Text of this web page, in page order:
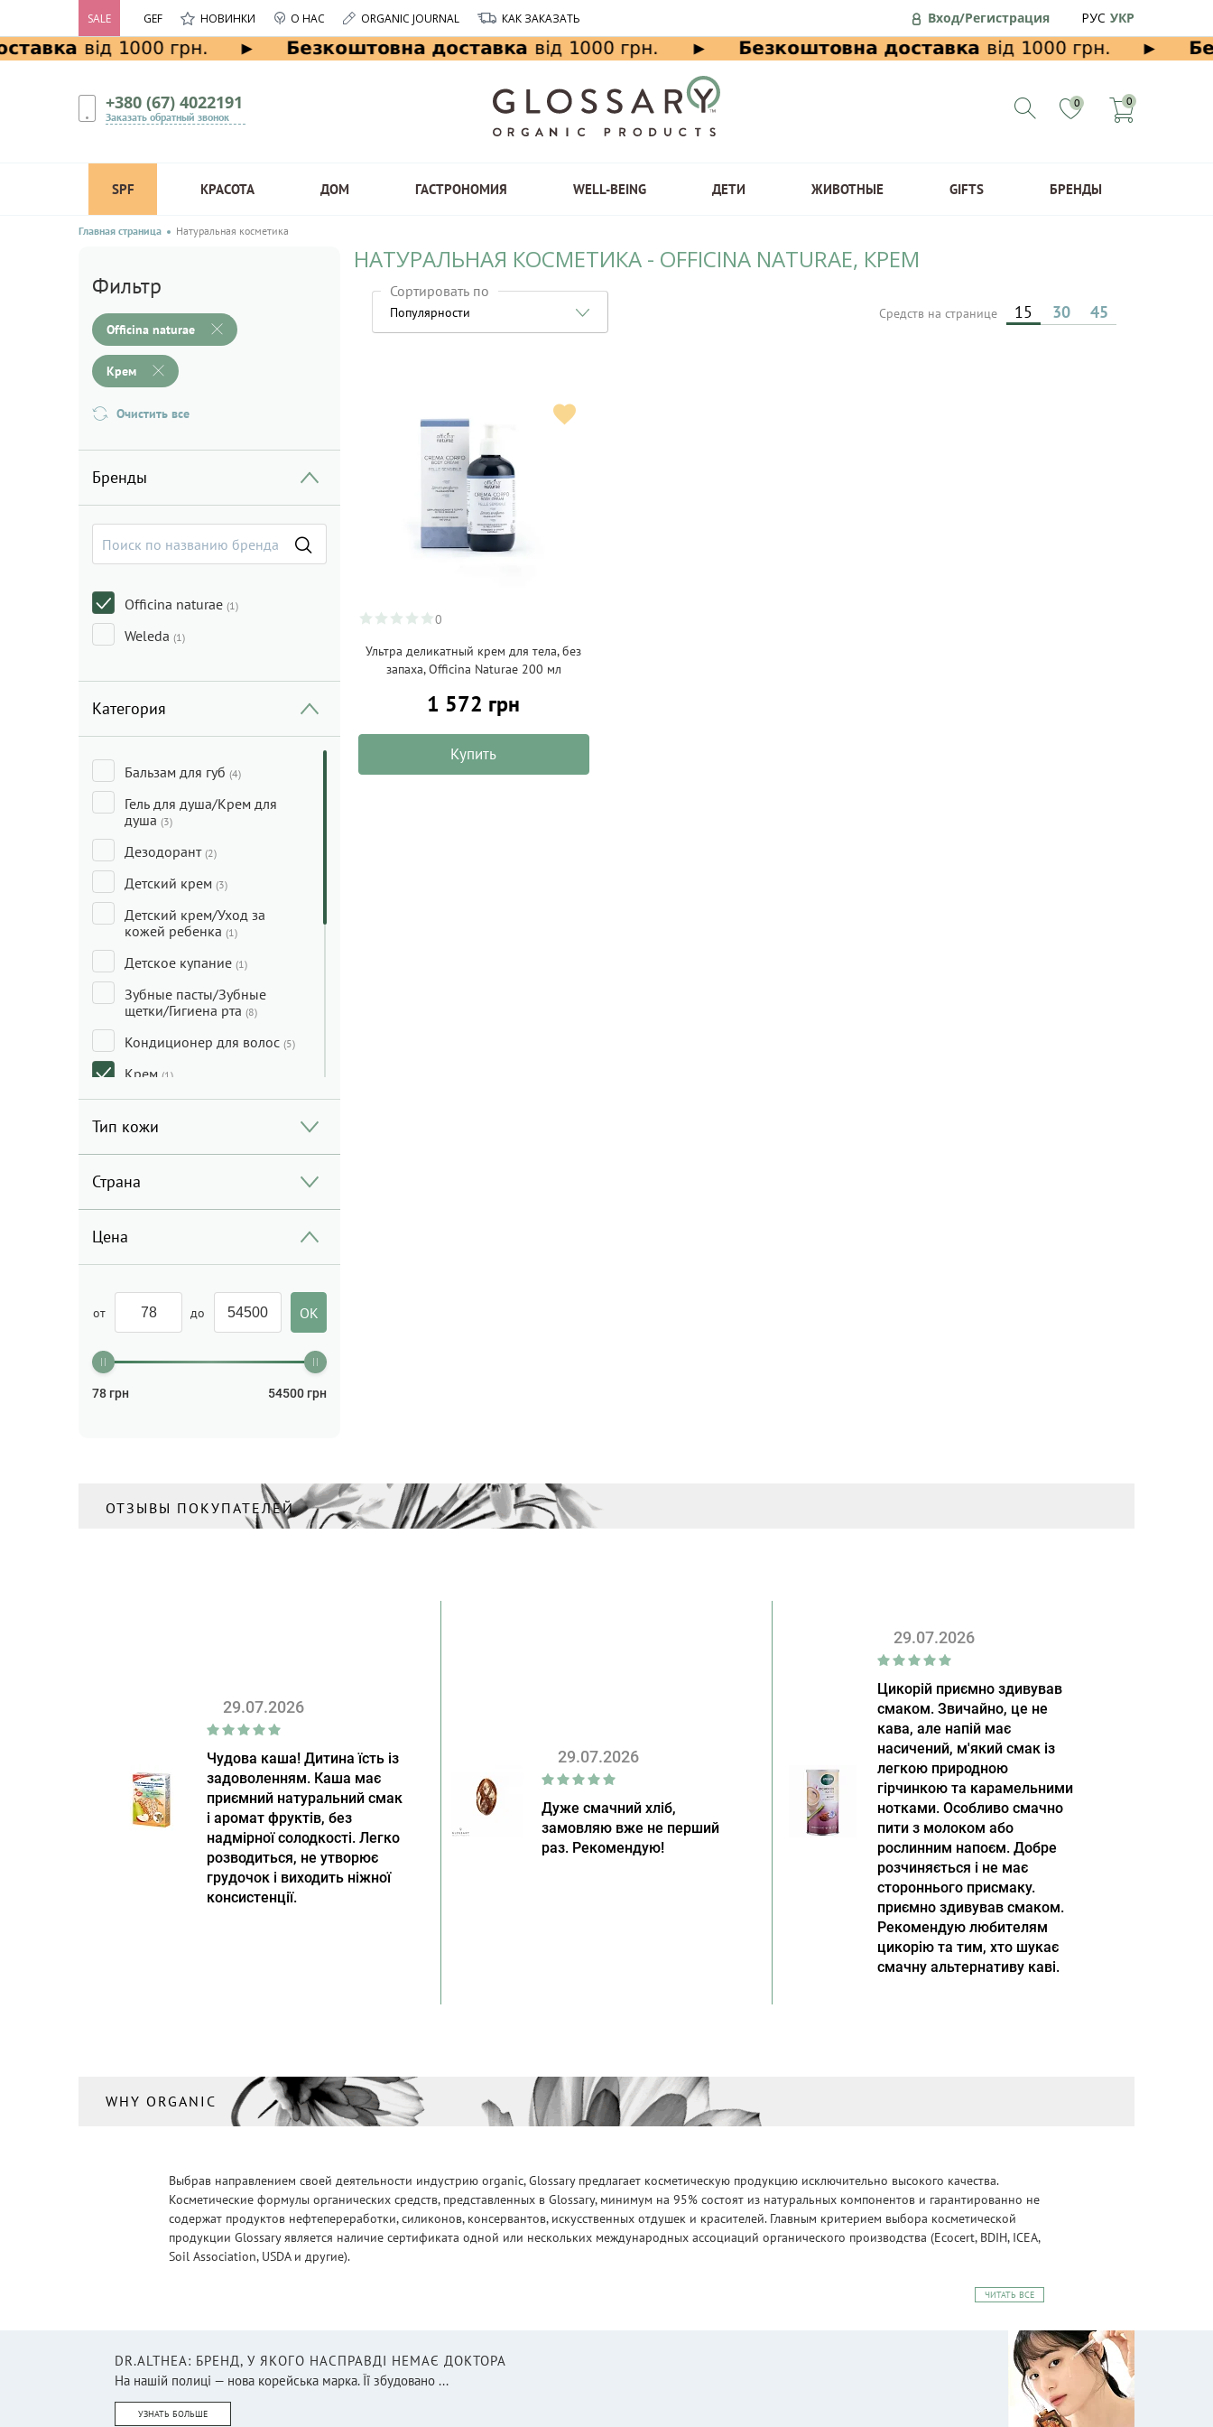
SALE GEF НОВИНКИ О НАС ORGANIC JOURNAL КАК ЗАКАЗАТЬ Вход/Регистрация РУС УКР
+380 (67) 4022191
Заказать обратный звонок
0 0
SPF КРАСОТА ДОМ ГАСТРОНОМИЯ WELL-BEING ДЕТИ ЖИВОТНЫЕ GIFTS БРЕНДЫ
Главная страница Натуральная косметика
Фильтр
Officina naturae
Крем
Очистить все
Бренды
Officina naturae (1)
Weleda (1)
Категория
Бальзам для губ (4)
Гель для душа/Крем для
душа (3)
Дезодорант (2)
Детский крем (3)
Детский крем/Уход за
кожей ребенка (1)
Детское купание (1)
Зубные пасты/Зубные
щетки/Гигиена рта (8)
Кондиционер для волос (5)
Крем (1)
Маска для волос
Масло для волос
Солнцезащита
Термозащита для волос
Тип кожи
Страна
Цена
от до
78 грн 54500 грн
НАТУРАЛЬНАЯ КОСМЕТИКА - OFFICINA NATURAE, КРЕМ
Сортировать по
Популярности Средств на странице 15 30 45
0
Ультра деликатный крем для тела, без
запаха, Officina Naturae 200 мл
1 572 грн
Купить
ОТЗЫВЫ ПОКУПАТЕЛЕЙ
29.07.2026
Чудова каша! Дитина їсть із
задоволенням. Каша має
приємний натуральний смак
і аромат фруктів, без
надмірної солодкості. Легко
розводиться, не утворює
грудочок і виходить ніжної
консистенції.
29.07.2026
Дуже смачний хліб,
замовляю вже не перший
раз. Рекомендую!
29.07.2026
Цикорій приємно здивував
смаком. Звичайно, це не
кава, але напій має
насичений, м'який смак із
легкою природною
гірчинкою та карамельними
нотками. Особливо смачно
пити з молоком або
рослинним напоєм. Добре
розчиняється і не має
стороннього присмаку.
приємно здивував смаком.
Рекомендую любителям
цикорію та тим, хто шукає
смачну альтернативу каві.
WHY ORGANIC
Выбрав направлением своей деятельности индустрию organic, Glossary предлагает косметическую продукцию исключительно высокого качества.
Косметические формулы органических средств, представленных в Glossary, минимум на 95% состоят из натуральных компонентов и гарантированно не
содержат продуктов нефтепереработки, силиконов, консервантов, искусственных отдушек и красителей. Главным критерием выбора косметической
продукции Glossary является наличие сертификата одной или нескольких международных ассоциаций органического производства (Ecocert, BDIH, ICEA,
Soil Association, USDA и другие).
ЧИТАТЬ ВСЕ
DR.ALTHEA: БРЕНД, У ЯКОГО НАСПРАВДІ НЕМАЄ ДОКТОРА
На нашій полиці — нова корейська марка. Її збудовано ...
УЗНАТЬ БОЛЬШЕ